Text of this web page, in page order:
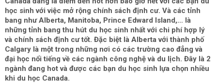
học sinh với việc mở rộng chính sách định cư. Và các tỉnh
bang như Alberta, Manitoba, Prince Edward Island,… là
những tỉnh bang thu hút du học sinh nhất với chi phí hợp lý
và chính sách định cư tốt. Đặc biệt là Alberta với thành phố
Calgary là một trong những nơi có các trường cao đẳng và
đại học nổi tiếng về các ngành công nghệ và du lịch. Đây là 2
ngành đang hot và được các bạn du học sinh lựa chọn nhiều
khi du học Canada.